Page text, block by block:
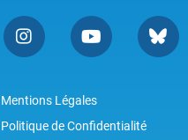
Mentions Légales
Politique de Confidentialité